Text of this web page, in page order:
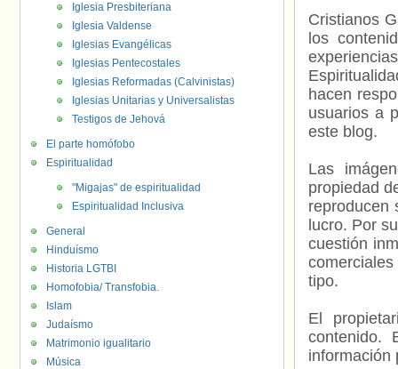
Cristianos
los
hacen
usuarios a
este blog.
Las
propiedad
reproducen
lucro. Por
cuestión
tipo.
El
contenido.
información
Iglesia Presbiteriana
Iglesia Valdense
Iglesias Evangélicas
Iglesias Pentecostales
Iglesias Reformadas (Calvinistas)
Iglesias Unitarias y Universalistas
Testigos de Jehová
El parte homófobo
Espiritualidad
"Migajas" de espiritualidad
Espiritualidad Inclusiva
General
Hinduísmo
Historia LGTBI
Homofobia/ Transfobia.
Islam
Judaísmo
Matrimonio igualitario
Música